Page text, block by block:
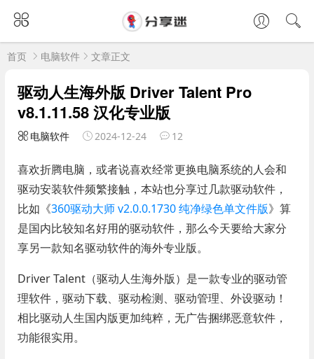
首页 电脑软件 文章正文
驱动人生海外版 Driver Talent Pro
v8.1.11.58 汉化专业版
电脑软件 2024-12-24 12
喜欢折腾电脑，或者说喜欢经常更换电脑系统的人会和
驱动安装软件频繁接触，本站也分享过几款驱动软件，
比如《360驱动大师 v2.0.0.1730 纯净绿色单文件版》算
是国内比较知名好用的驱动软件，那么今天要给大家分
享另一款知名驱动软件的海外专业版。
Driver Talent（驱动人生海外版）是一款专业的驱动管
理软件，驱动下载、驱动检测、驱动管理、外设驱动！
相比驱动人生国内版更加纯粹，无广告捆绑恶意软件，
功能很实用。